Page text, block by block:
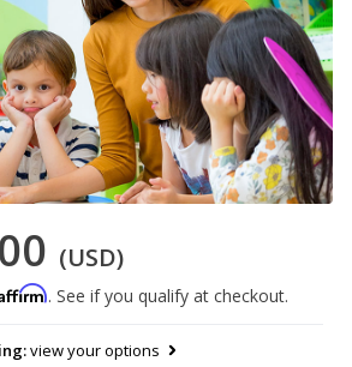
(USD)
. See if you qualify at checkout.
view your options